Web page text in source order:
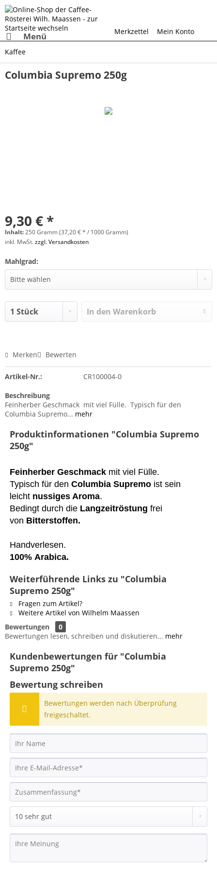
Menü Merkzettel Mein Konto
Kaffee
Columbia Supremo 250g
9,30 € *
Inhalt:250 Gramm (37,20 € * / 1000 Gramm)
inkl. MwSt.zzgl. Versandkosten
Mahlgrad:
In den Warenkorb
Merken Bewerten
Artikel-Nr.: CR100004-0
Beschreibung
Feinherber Geschmack mit viel Fülle. Typisch für den
Columbia Supremo... mehr
Produktinformationen "Columbia Supremo
250g"
Feinherber Geschmack mit viel Fülle.
Typisch für den Columbia Supremo ist sein
leicht nussiges Aroma.
Bedingt durch die Langzeitröstung frei
von Bitterstoffen.
Handverlesen.
100% Arabica.
Weiterführende Links zu "Columbia
Supremo 250g"
Fragen zum Artikel?
Weitere Artikel von Wilhelm Maassen
Bewertungen
0
Bewertungen lesen, schreiben und diskutieren... mehr
Kundenbewertungen für "Columbia
Supremo 250g"
Bewertung schreiben
Bewertungen werden nach Überprüfung
freigeschaltet.